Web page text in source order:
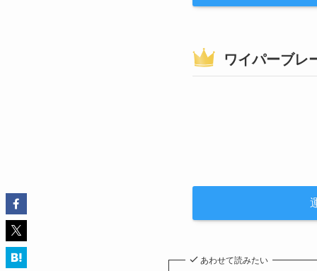
ワイパーブレ
あわせて読みたい